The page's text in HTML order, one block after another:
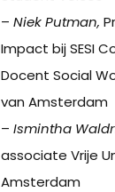
– Niek Putman,
Impact bij SESI
Docent Social
van Amsterdam
– Ismintha
associate Vrije
Amsterdam